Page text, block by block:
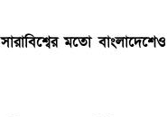
মতো বাংলাদেশেও